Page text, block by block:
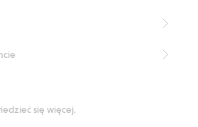
GOTS
się więcej.